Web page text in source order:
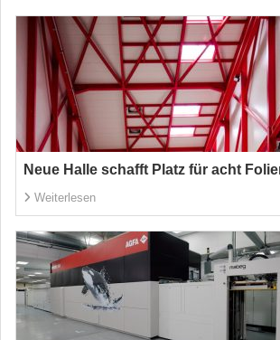
Neue Halle schafft Platz für acht
Weiterlesen